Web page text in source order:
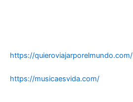
https://quieroviajarporelmundo.com/
https://musicaesvida.com/